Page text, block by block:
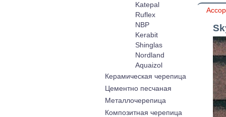
Katepal
Ruflex
NBP
Kerabit
Shinglas
Nordland
Aquaizol
Керамическая черепица
Цементно песчаная
Металлочерепица
Композитная черепица